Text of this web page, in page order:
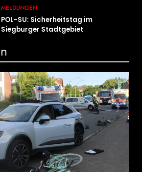
MELDUNGEN
POL-SU: Sicherheitstag im
Siegburger Stadtgebiet